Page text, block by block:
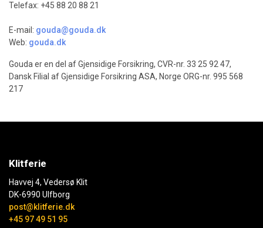
Telefax: +45 88 20 88 21
E-mail: gouda@gouda.dk
Web: gouda.dk
Gouda er en del af Gjensidige Forsikring, CVR-nr. 33 25 92 47,
Dansk Filial af Gjensidige Forsikring ASA, Norge ORG-nr. 995 568
217
Klitferie
Havvej 4, Vedersø Klit
DK-6990 Ulfborg
post@klitferie.dk
+45 97 49 51 95